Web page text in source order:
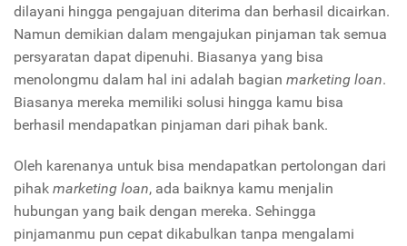
dilayani hingga pengajuan diterima dan berhasil dicairkan.
Namun demikian dalam mengajukan pinjaman tak semua
persyaratan dapat dipenuhi. Biasanya yang bisa
menolongmu dalam hal ini adalah bagian marketing loan.
Biasanya mereka memiliki solusi hingga kamu bisa
berhasil mendapatkan pinjaman dari pihak bank.
Oleh karenanya untuk bisa mendapatkan pertolongan dari
pihak marketing loan, ada baiknya kamu menjalin
hubungan yang baik dengan mereka. Sehingga
pinjamanmu pun cepat dikabulkan tanpa mengalami